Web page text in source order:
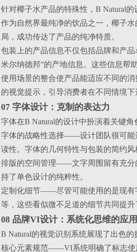
针对椰子水产品的特殊性，B Natural
作为自然界最纯净的饮品之一，椰子
局，成功传达了产品的纯净特质。
包装上的产品信息不仅包括品牌和产
米尔纳德邦”的产地信息。这些信息帮
使用场景的整合使产品能适应不同的
的视觉提示，引导消费者在不同情境下
07 字体设计：克制的表达力
字体在B Natural的设计中扮演着关键
字体的战略性选择——设计团队很可能
读性。字体的几何特性与包装的简约风
排版的空间管理——文字周围留有充分
持了单色设计的纯粹性。
定制化细节——尽管可能使用的是现有
等，这些看似微不足道的细节共同提升
08 品牌VI设计：系统化思维的应用
B Natural的视觉识别系统展现了出色
核心元素规范——VI系统明确了标志使